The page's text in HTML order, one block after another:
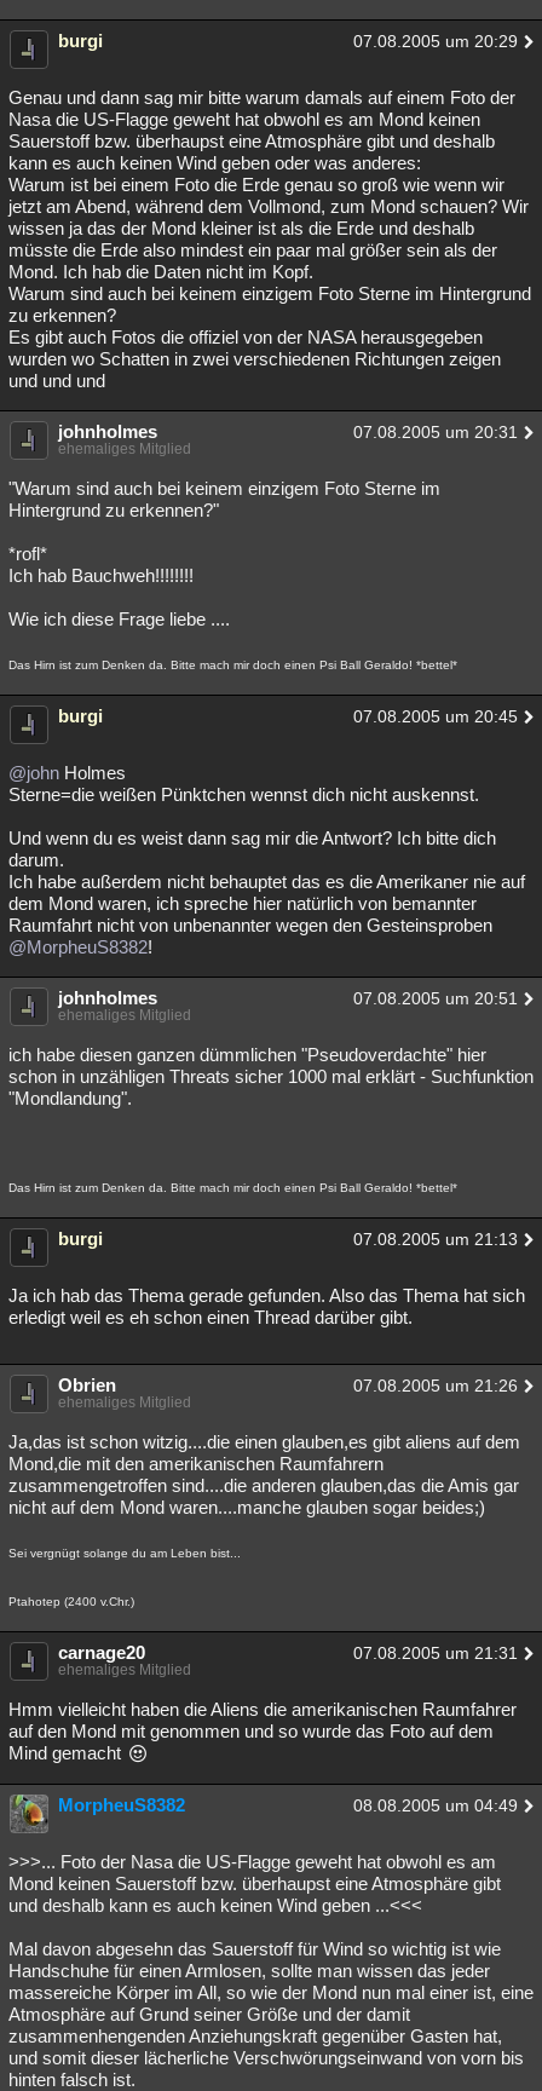
burgi 07.08.2005 um 20:29
Genau und dann sag mir bitte warum damals auf einem Foto der
Nasa die US-Flagge geweht hat obwohl es am Mond keinen
Sauerstoff bzw. überhaupst eine Atmosphäre gibt und deshalb
kann es auch keinen Wind geben oder was anderes:
Warum ist bei einem Foto die Erde genau so groß wie wenn wir
jetzt am Abend, während dem Vollmond, zum Mond schauen? Wir
wissen ja das der Mond kleiner ist als die Erde und deshalb
müsste die Erde also mindest ein paar mal größer sein als der
Mond. Ich hab die Daten nicht im Kopf.
Warum sind auch bei keinem einzigem Foto Sterne im Hintergrund
zu erkennen?
Es gibt auch Fotos die offiziel von der NASA herausgegeben
wurden wo Schatten in zwei verschiedenen Richtungen zeigen
und und und
johnholmes 07.08.2005 um 20:31
ehemaliges Mitglied
"Warum sind auch bei keinem einzigem Foto Sterne im
Hintergrund zu erkennen?"
*rofl*
Ich hab Bauchweh!!!!!!!!
Wie ich diese Frage liebe ....
Das Hirn ist zum Denken da. Bitte mach mir doch einen Psi Ball Geraldo! *bettel*
burgi 07.08.2005 um 20:45
@john Holmes
Sterne=die weißen Pünktchen wennst dich nicht auskennst.
Und wenn du es weist dann sag mir die Antwort? Ich bitte dich
darum.
Ich habe außerdem nicht behauptet das es die Amerikaner nie auf
dem Mond waren, ich spreche hier natürlich von bemannter
Raumfahrt nicht von unbenannter wegen den Gesteinsproben
@MorpheuS8382!
johnholmes 07.08.2005 um 20:51
ehemaliges Mitglied
ich habe diesen ganzen dümmlichen "Pseudoverdachte" hier
schon in unzähligen Threats sicher 1000 mal erklärt - Suchfunktion
"Mondlandung".
Das Hirn ist zum Denken da. Bitte mach mir doch einen Psi Ball Geraldo! *bettel*
burgi 07.08.2005 um 21:13
Ja ich hab das Thema gerade gefunden. Also das Thema hat sich
erledigt weil es eh schon einen Thread darüber gibt.
Obrien 07.08.2005 um 21:26
ehemaliges Mitglied
Ja,das ist schon witzig....die einen glauben,es gibt aliens auf dem
Mond,die mit den amerikanischen Raumfahrern
zusammengetroffen sind....die anderen glauben,das die Amis gar
nicht auf dem Mond waren....manche glauben sogar beides;)
Sei vergnügt solange du am Leben bist...
Ptahotep (2400 v.Chr.)
carnage20 07.08.2005 um 21:31
ehemaliges Mitglied
Hmm vielleicht haben die Aliens die amerikanischen Raumfahrer
auf den Mond mit genommen und so wurde das Foto auf dem
Mind gemacht
MorpheuS8382 08.08.2005 um 04:49
>>>... Foto der Nasa die US-Flagge geweht hat obwohl es am
Mond keinen Sauerstoff bzw. überhaupst eine Atmosphäre gibt
und deshalb kann es auch keinen Wind geben ...<<<
Mal davon abgesehn das Sauerstoff für Wind so wichtig ist wie
Handschuhe für einen Armlosen, sollte man wissen das jeder
massereiche Körper im All, so wie der Mond nun mal einer ist, eine
Atmosphäre auf Grund seiner Größe und der damit
zusammenhengenden Anziehungskraft gegenüber Gasten hat,
und somit dieser lächerliche Verschwörungseinwand von vorn bis
hinten falsch ist.